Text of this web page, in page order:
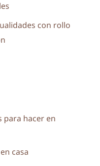
con rollo
para hacer en
casa